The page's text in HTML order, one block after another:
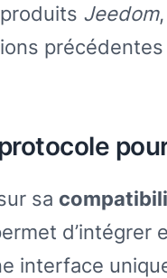
Jeedom
sa
d’intégrer
interface